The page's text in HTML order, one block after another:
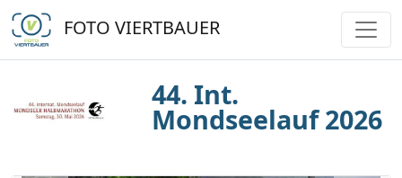
FOTO VIERTBAUER
44. Int.
Mondseelauf 2026